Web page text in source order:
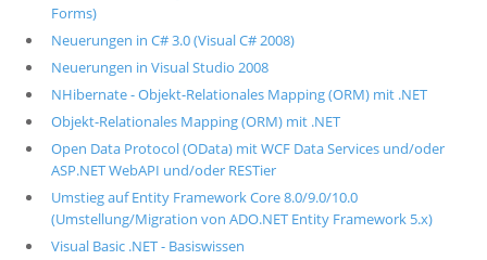
Forms)
Neuerungen in C# 3.0 (Visual C# 2008)
Neuerungen in Visual Studio 2008
NHibernate - Objekt-Relationales Mapping (ORM) mit .NET
Objekt-Relationales Mapping (ORM) mit .NET
Open Data Protocol (OData) mit WCF Data Services und/oder
ASP.NET WebAPI und/oder RESTier
Umstieg auf Entity Framework Core 8.0/9.0/10.0
(Umstellung/Migration von ADO.NET Entity Framework 5.x)
Visual Basic .NET - Basiswissen